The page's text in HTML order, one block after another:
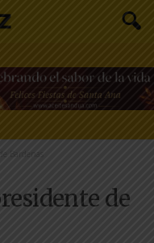
Bardenas
de